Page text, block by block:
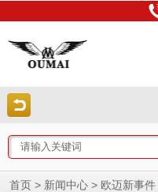
首页 > 新闻中心 > 欧迈新事件